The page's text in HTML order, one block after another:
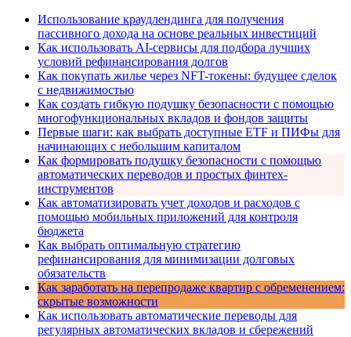
Использование краудлендинга для получения
пассивного дохода на основе реальных инвестиций
Как использовать AI-сервисы для подбора лучших
условий рефинансирования долгов
Как покупать жилье через NFT-токены: будущее сделок
с недвижимостью
Как создать гибкую подушку безопасности с помощью
многофункциональных вкладов и фондов защиты
Первые шаги: как выбрать доступные ETF и ПИФы для
начинающих с небольшим капиталом
Как формировать подушку безопасности с помощью
автоматических переводов и простых финтех-
инструментов
Как автоматизировать учет доходов и расходов с
помощью мобильных приложений для контроля
бюджета
Как выбрать оптимальную стратегию
рефинансирования для минимизации долговых
обязательств
Как заработать на перепродаже квартир с обременением:
скрытые возможности
Как использовать автоматические переводы для
регулярных автоматических вкладов и сбережений